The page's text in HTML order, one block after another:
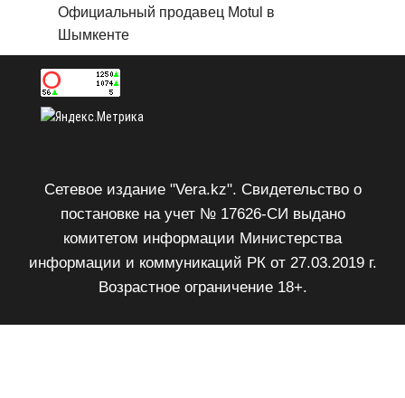
Официальный продавец Motul в
Шымкенте
Сетевое издание "Vera.kz". Свидетельство о
постановке на учет № 17626-СИ выдано
комитетом информации Министерства
информации и коммуникаций РК от 27.03.2019 г.
Возрастное ограничение 18+.